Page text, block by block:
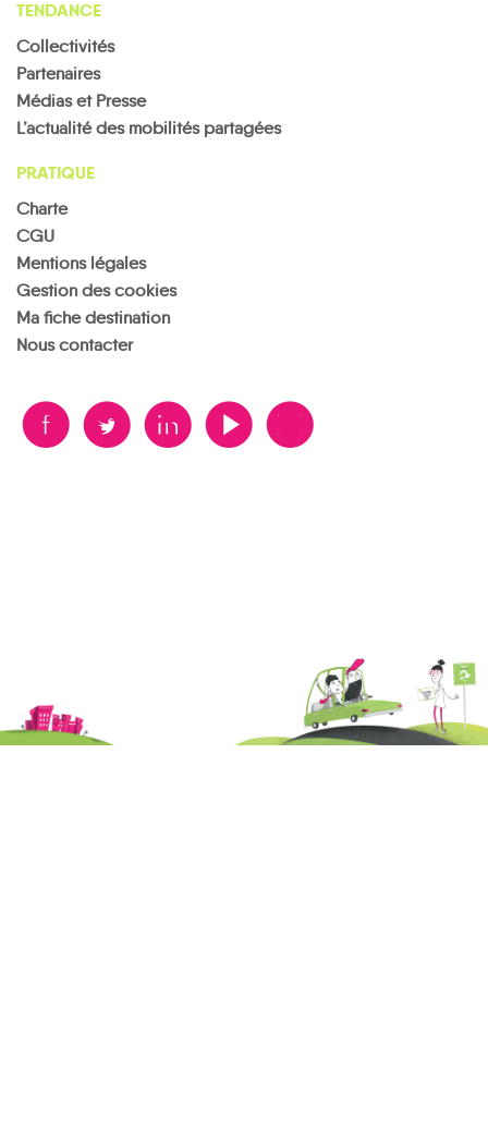
TENDANCE
Collectivités
Partenaires
Médias et Presse
L’actualité des mobilités partagées
PRATIQUE
Charte
CGU
Mentions légales
Gestion des cookies
Ma fiche destination
Nous contacter
B A D F V